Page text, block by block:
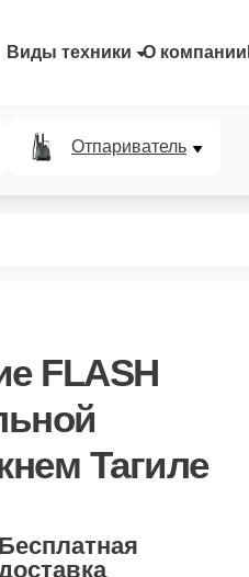
Виды техники О компании
Отпариватель
FLASH
Тагиле
Бесплатная